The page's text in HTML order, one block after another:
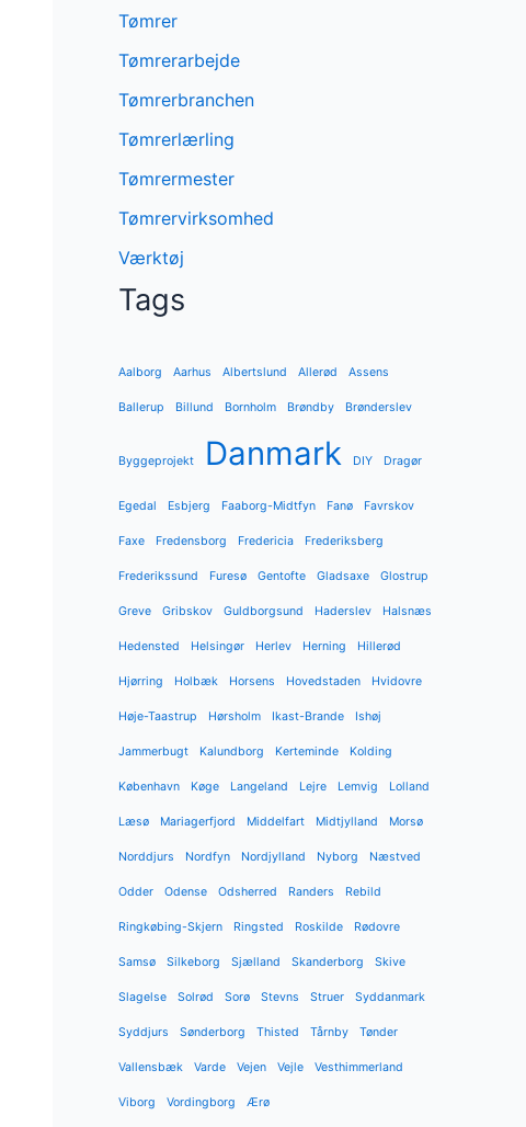
Tømrer
Tømrerarbejde
Tømrerbranchen
Tømrerlærling
Tømrermester
Tømrervirksomhed
Værktøj
Tags
Aalborg Aarhus Albertslund Allerød Assens
Ballerup Billund Bornholm Brøndby Brønderslev
Byggeprojekt Danmark DIY Dragør
Egedal Esbjerg Faaborg-Midtfyn Fanø Favrskov
Faxe Fredensborg Fredericia Frederiksberg
Frederikssund Furesø Gentofte Gladsaxe Glostrup
Greve Gribskov Guldborgsund Haderslev Halsnæs
Hedensted Helsingør Herlev Herning Hillerød
Hjørring Holbæk Horsens Hovedstaden Hvidovre
Høje-Taastrup Hørsholm Ikast-Brande Ishøj
Jammerbugt Kalundborg Kerteminde Kolding
København Køge Langeland Lejre Lemvig Lolland
Læsø Mariagerfjord Middelfart Midtjylland Morsø
Norddjurs Nordfyn Nordjylland Nyborg Næstved
Odder Odense Odsherred Randers Rebild
Ringkøbing-Skjern Ringsted Roskilde Rødovre
Samsø Silkeborg Sjælland Skanderborg Skive
Slagelse Solrød Sorø Stevns Struer Syddanmark
Syddjurs Sønderborg Thisted Tårnby Tønder
Vallensbæk Varde Vejen Vejle Vesthimmerland
Viborg Vordingborg Ærø